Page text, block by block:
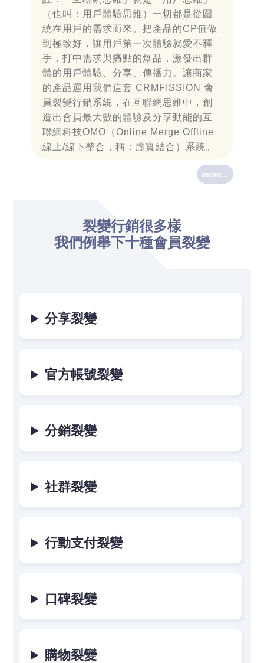
（也叫：用戶體驗思維）一切都是從圍
繞在用戶的需求而來。把產品的CP值做
到極致好，讓用戶第一次體驗就愛不釋
手，打中需求與痛點的爆品，激發出群
體的用戶體驗、分享、傳播力。讓商家
的產品運用我們這套 CRMFISSION 會
員裂變行銷系統，在互聯網思維中，創
造出會員最大數的體驗及分享動能的互
聯網科技OMO（Online Merge Offline
線上/線下整合，稱：虛實結合）系統。
more...
裂變行銷很多樣
我們例舉下十種會員裂變
分享裂變
官方帳號裂變
分銷裂變
社群裂變
行動支付裂變
口碑裂變
購物裂變